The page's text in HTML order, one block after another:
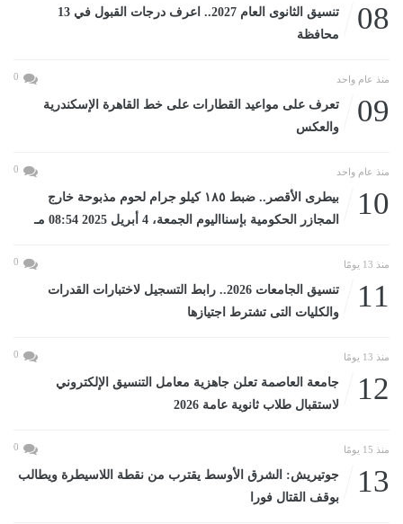
08
تنسيق الثانوى العام 2027.. اعرف درجات القبول في 13
محافظة
منذ عام واحد 0
09
تعرف على مواعيد القطارات على خط القاهرة الإسكندرية
والعكس
منذ عام واحد 0
10
بيطرى الأقصر.. ضبط ١٨٥ كيلو جرام لحوم مذبوحة خارج
المجازر الحكومية بإسنااليوم الجمعة، 4 أبريل 2025 08:54 مـ
منذ 13 يومًا 0
11
تنسيق الجامعات 2026.. رابط التسجيل لاختبارات القدرات
والكليات التى تشترط اجتيازها
منذ 13 يومًا 0
12
جامعة العاصمة تعلن جاهزية معامل التنسيق الإلكتروني
لاستقبال طلاب ثانوية عامة 2026
منذ 15 يومًا 0
13
جوتيريش: الشرق الأوسط يقترب من نقطة اللاسيطرة ويطالب
بوقف القتال فورا